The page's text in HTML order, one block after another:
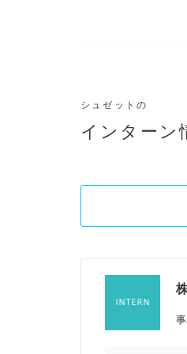
シュゼットの
インターン